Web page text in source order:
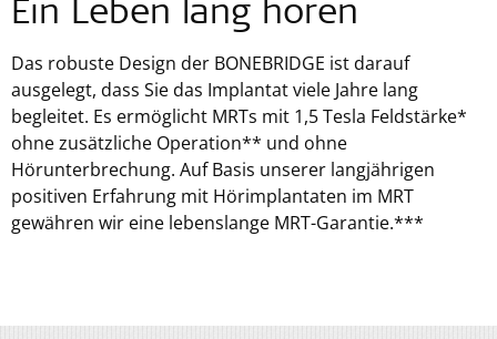
Ein Leben lang hören
Das robuste Design der BONEBRIDGE ist darauf
ausgelegt, dass Sie das Implantat viele Jahre lang
begleitet. Es ermöglicht MRTs mit 1,5 Tesla Feldstärke*
ohne zusätzliche Operation** und ohne
Hörunterbrechung. Auf Basis unserer langjährigen
positiven Erfahrung mit Hörimplantaten im MRT
gewähren wir eine lebenslange MRT-Garantie.***